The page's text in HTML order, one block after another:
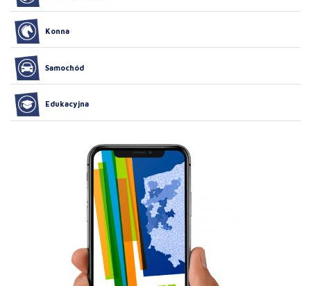
Konna
Samochód
Edukacyjna